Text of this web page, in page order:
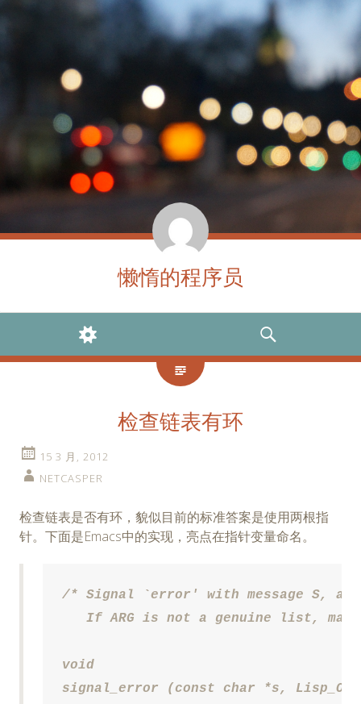
懒惰的程序员
WIDGETS
SEARCH
检查链表有环
15 3 月, 2012
NETCASPER
检查链表是否有环，貌似目前的标准答案是使用两根指
针。下面是Emacs中的实现，亮点在指针变量命名。
/* Signal `error' with message S,
If ARG is not a genuine list,
void
signal_error (const char *s,